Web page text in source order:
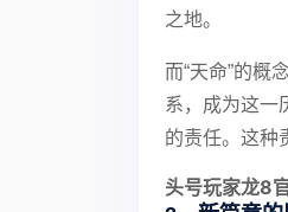
之地。
而“天命”的概
系，成为这一
的责任。这种
头号玩家龙8